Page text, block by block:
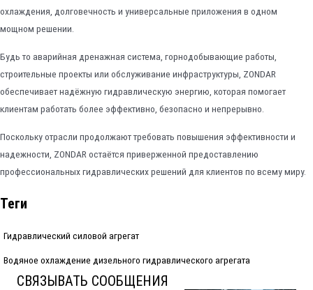
охлаждения, долговечность и универсальные приложения в одном
мощном решении.
Будь то аварийная дренажная система, горнодобывающие работы,
строительные проекты или обслуживание инфраструктуры, ZONDAR
обеспечивает надёжную гидравлическую энергию, которая помогает
клиентам работать более эффективно, безопасно и непрерывно.
Поскольку отрасли продолжают требовать повышения эффективности и
надежности, ZONDAR остаётся приверженной предоставлению
профессиональных гидравлических решений для клиентов по всему миру.
Теги
Гидравлический силовой агрегат
Водяное охлаждение дизельного гидравлического агрегата
СВЯЗЫВАТЬ СООБЩЕНИЯ